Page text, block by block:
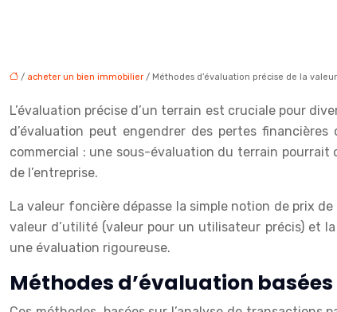
/ acheter un bien immobilier / Méthodes d’évaluation précise de la
L’évaluation précise d’un terrain est cruciale pour
d’évaluation peut engendrer des pertes
commercial : une sous-évaluation du terrain
de l’entreprise.
La valeur foncière dépasse la simple notion de prix
valeur d’utilité (valeur pour un utilisateur précis) et
une évaluation rigoureuse.
Méthodes d’évaluation